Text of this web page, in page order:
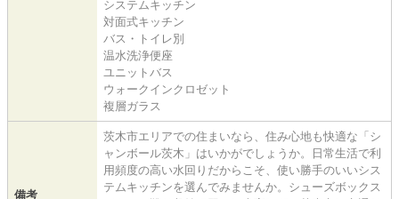
システムキッチン
対面式キッチン
バス・トイレ別
温水洗浄便座
ユニットバス
ウォークインクロゼット
複層ガラス
備考
茨木市エリアでの住まいなら、住み心地も快適な「シ
ャンボール茨木」はいかがでしょうか。日常生活で利
用頻度の高い水回りだからこそ、使い勝手のいいシス
テムキッチンを選んでみませんか。シューズボックス